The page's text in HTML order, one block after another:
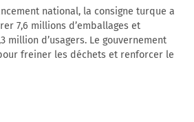
national, la consigne turque a
7,6 millions d’emballages et
million d’usagers. Le gouvernement
freiner les déchets et renforcer le